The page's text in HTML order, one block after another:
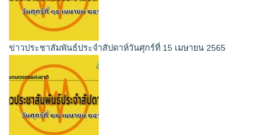
ข่าวประชาสัมพันธ์ประจำสัปดาห์วันศุกร์ที่ 15 เมษายน 2565